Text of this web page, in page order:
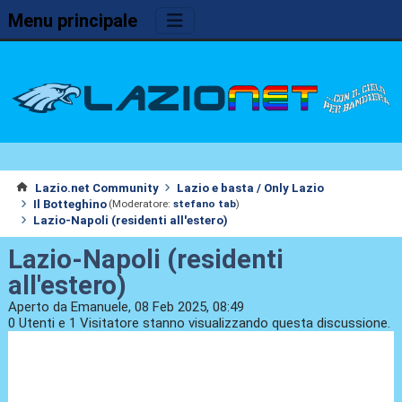
Menu principale
Lazio.net Community
Lazio e basta / Only Lazio
Il Botteghino (Moderatore: stefano tab)
Lazio-Napoli (residenti all'estero)
Lazio-Napoli (residenti
all'estero)
Aperto da Emanuele, 08 Feb 2025, 08:49
0 Utenti e 1 Visitatore stanno visualizzando questa discussione.